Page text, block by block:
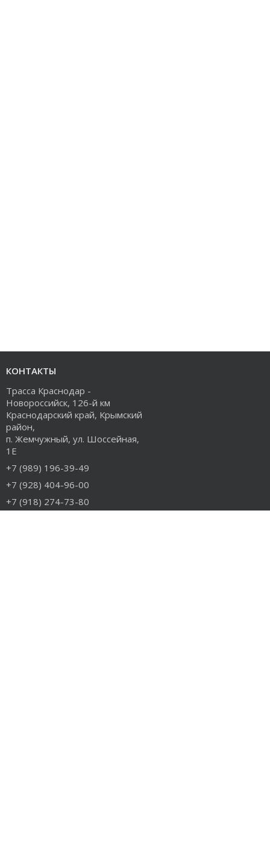
КОНТАКТЫ
Трасса Краснодар -
Новороссийск, 126-й км
Краснодарский край, Крымский
район,
п. Жемчужный, ул. Шоссейная,
1Е
+7 (989) 196-39-49
+7 (928) 404-96-00
+7 (918) 274-73-80